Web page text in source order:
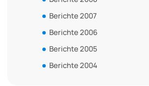
Berichte 2007
Berichte 2006
Berichte 2005
Berichte 2004